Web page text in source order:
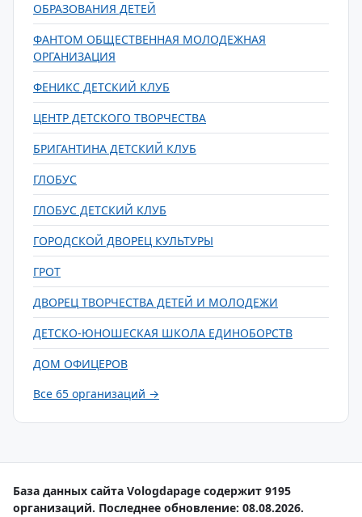
ОБРАЗОВАНИЯ ДЕТЕЙ
ФАНТОМ ОБЩЕСТВЕННАЯ МОЛОДЕЖНАЯ
ОРГАНИЗАЦИЯ
ФЕНИКС ДЕТСКИЙ КЛУБ
ЦЕНТР ДЕТСКОГО ТВОРЧЕСТВА
БРИГАНТИНА ДЕТСКИЙ КЛУБ
ГЛОБУС
ГЛОБУС ДЕТСКИЙ КЛУБ
ГОРОДСКОЙ ДВОРЕЦ КУЛЬТУРЫ
ГРОТ
ДВОРЕЦ ТВОРЧЕСТВА ДЕТЕЙ И МОЛОДЕЖИ
ДЕТСКО-ЮНОШЕСКАЯ ШКОЛА ЕДИНОБОРСТВ
ДОМ ОФИЦЕРОВ
Все 65 организаций →
База данных сайта Vologdapage содержит 9195
организаций. Последнее обновление: 08.08.2026.